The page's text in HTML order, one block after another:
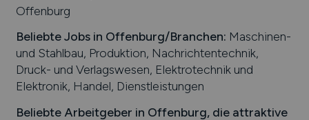
Offenburg
Beliebte Jobs in Offenburg/Branchen: Maschinen-
und Stahlbau, Produktion, Nachrichtentechnik,
Druck- und Verlagswesen, Elektrotechnik und
Elektronik, Handel, Dienstleistungen
Beliebte Arbeitgeber in Offenburg, die attraktive